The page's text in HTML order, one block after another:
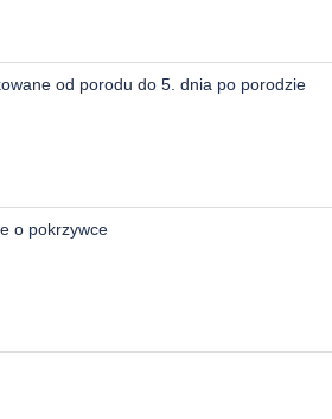
od porodu do 5. dnia po porodzie
o pokrzywce